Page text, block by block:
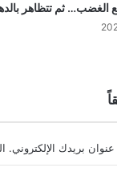
الغضب… ثم تتظاهر
بريدك الإلكتروني.